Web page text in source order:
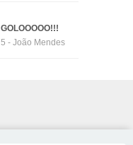
GOLOOOOO!!!
5 - João Mendes